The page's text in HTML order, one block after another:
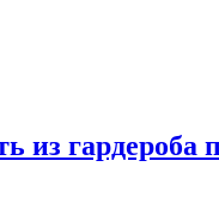
из гардероба